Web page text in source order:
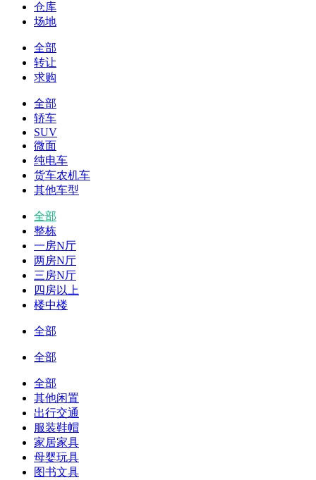
仓库
场地
全部
转让
求购
全部
轿车
SUV
微面
纯电车
货车农机车
其他车型
全部
整栋
一房N厅
两房N厅
三房N厅
四房以上
楼中楼
全部
全部
全部
其他闲置
出行交通
服装鞋帽
家居家具
母婴玩具
图书文具